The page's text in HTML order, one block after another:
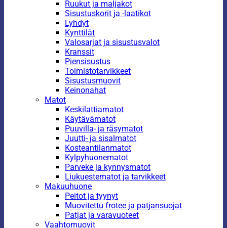
Ruukut ja maljakot
Sisustuskorit ja -laatikot
Lyhdyt
Kynttilät
Valosarjat ja sisustusvalot
Kranssit
Piensisustus
Toimistotarvikkeet
Sisustusmuovit
Keinonahat
Matot
Keskilattiamatot
Käytävämatot
Puuvilla- ja räsymatot
Juutti- ja sisalmatot
Kosteantilanmatot
Kylpyhuonematot
Parveke ja kynnysmatot
Liukuestematot ja tarvikkeet
Makuuhuone
Peitot ja tyynyt
Muovitettu frotee ja patjansuojat
Patjat ja varavuoteet
Vaahtomuovit